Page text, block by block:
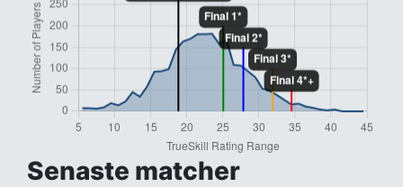
Senaste matcher